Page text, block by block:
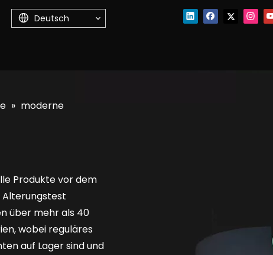
Deutsch
» moderne
Produkte vor dem
Alterungstest
über mehr als 40
wobei reguläres
auf Lager sind und